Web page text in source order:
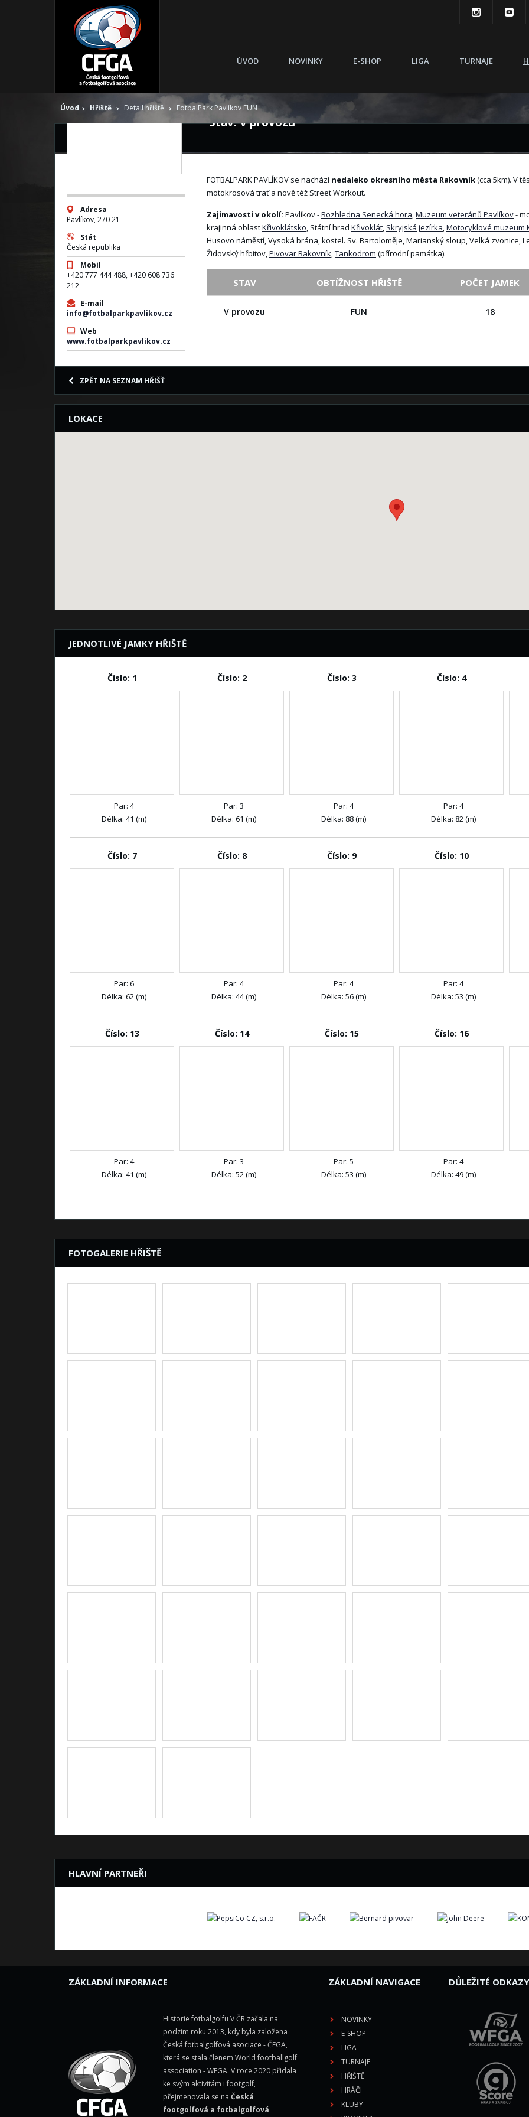
ÚVOD NOVINKY E-SHOP LIGA TURNAJE
Úvod Hřiště Detail hřiště FotbalPark Pavlíkov FUN
FotbalPark
FUN
Stav: V provozu
Adresa
Pavlíkov, 270 21
Stát
Česká republika
Mobil
+420 777 444 488, +420 608 736
212
E-mail
info@fotbalparkpavlikov.cz
Web
www.fotbalparkpavlikov.cz
FOTBALPARK PAVLÍKOV se nachází nedaleko okresního města Rakovník(cca 5km). V
motokrosová trať a nově též Street Workout.
Zajimavosti v okolí: Pavlíkov -Rozhledna Senecká hora,Muzeum veteránů Pavlíkov-
krajinná oblastKřivoklátsko, Státní hrad Křivoklát, Skryjská jezírka,Motocyklové muzeum
Husovo náměstí, Vysoká brána, kostel. Sv. Bartoloměje, Marianský sloup, Velká zvonice,
Židovský hřbitov,Pivovar Rakovník,Tankodrom (přírodní památka).
STAV OBTÍŽNOST HŘIŠTĚ POČET JAMEK
V provozu FUN 18
ZPĚT NA SEZNAM HŘIŠŤ
LOKACE
JEDNOTLIVÉ JAMKY HŘIŠTĚ
Číslo: 1
Par: 4
Délka: 41 (m)
Číslo: 2
Par: 3
Délka: 61 (m)
Číslo: 3
Par: 4
Délka: 88 (m)
Číslo: 4
Par: 4
Délka: 82 (m)
Číslo: 7
Par: 6
Délka: 62 (m)
Číslo: 8
Par: 4
Délka: 44 (m)
Číslo: 9
Par: 4
Délka: 56 (m)
Číslo: 10
Par: 4
Délka: 53 (m)
Číslo: 13
Par: 4
Délka: 41 (m)
Číslo: 14
Par: 3
Délka: 52 (m)
Číslo: 15
Par: 5
Délka: 53 (m)
Číslo: 16
Par: 4
Délka: 49 (m)
FOTOGALERIE HŘIŠTĚ
HLAVNÍ PARTNEŘI
ZÁKLADNÍ INFORMACE
Historie fotbalgolfu V ČR začala na
podzim roku 2013, kdy byla založena
Česká fotbalgolfová asociace - ČFGA,
která se stala členem World footballgolf
association - WFGA. V roce 2020 přidala
ke svým aktivitám i footgolf,
přejmenovala se na Česká
footgolfová a fotbalgolfová
ZÁKLADNÍ NAVIGACE
NOVINKY
E-SHOP
LIGA
TURNAJE
HŘIŠTĚ
HRÁČI
KLUBY
DŮLEŽITÉ ODKAZY